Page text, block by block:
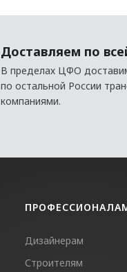
Доставляем по
В пределах ЦФО
по остальной России
компаниями.
Дизайнерам
Строителям